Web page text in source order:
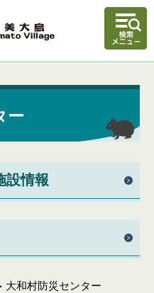
ー
設情報
大和村防災センター